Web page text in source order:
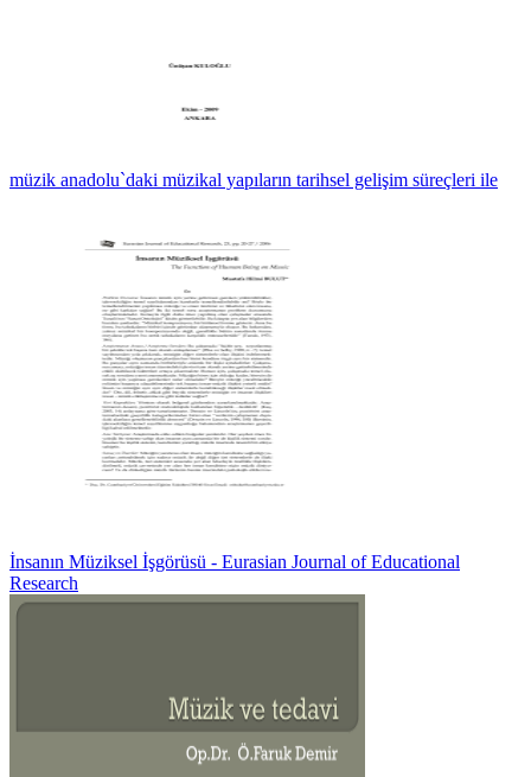
müzik anadolu`daki müzikal yapıların tarihsel gelişim süreçleri ile
İnsanın Müziksel İşgörüsü - Eurasian Journal of Educational
Research